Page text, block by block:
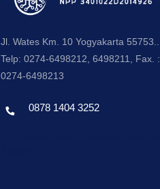
Jl. Wates Km. 10 Yogyakarta 55753..
Telp: 0274-6498212, 6498211, Fax. :
0274-6498213
0878 1404 3252